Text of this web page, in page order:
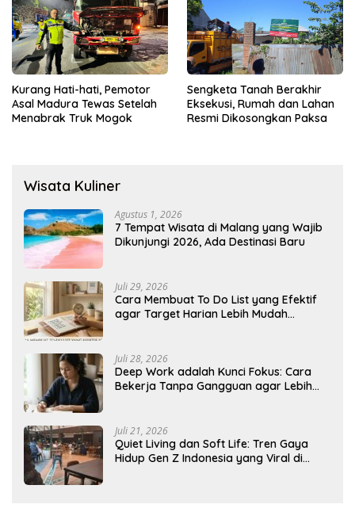
Kurang Hati-hati, Pemotor
Asal Madura Tewas Setelah
Menabrak Truk Mogok
Sengketa Tanah Berakhir
Eksekusi, Rumah dan Lahan
Resmi Dikosongkan Paksa
Wisata Kuliner
Agustus 1, 2026
7 Tempat Wisata di Malang yang Wajib
Dikunjungi 2026, Ada Destinasi Baru
Juli 29, 2026
Cara Membuat To Do List yang Efektif
agar Target Harian Lebih Mudah
Juli 28, 2026
Deep Work adalah Kunci Fokus: Cara
Bekerja Tanpa Gangguan agar Lebih
Juli 21, 2026
Quiet Living dan Soft Life: Tren Gaya
Hidup Gen Z Indonesia yang Viral di